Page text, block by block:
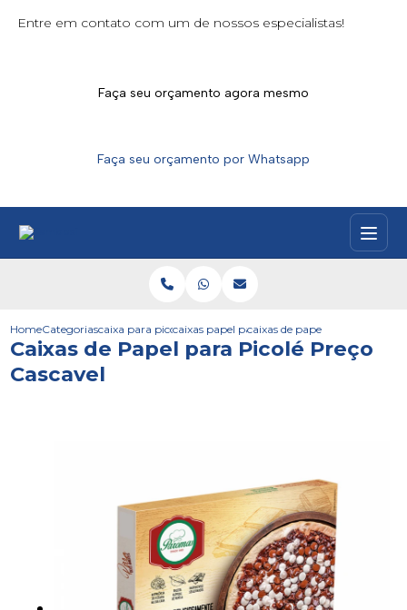
Entre em contato com um de nossos especialistas!
Faça seu orçamento agora mesmo
Faça seu orçamento por Whatsapp
HomeCategoriascaixa para picolescaixas papel para torta gelada
caixas de papel para picole
Caixas de Papel para Picolé Preço
Cascavel